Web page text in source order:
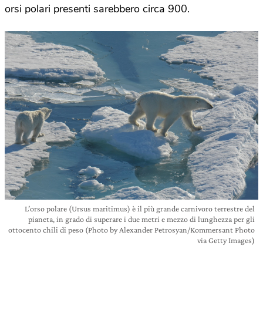
orsi polari presenti sarebbero circa 900.
L’orso polare (Ursus maritimus) è il più grande carnivoro terrestre del
pianeta, in grado di superare i due metri e mezzo di lunghezza per gli
ottocento chili di peso (Photo by Alexander Petrosyan/Kommersant Photo
via Getty Images)